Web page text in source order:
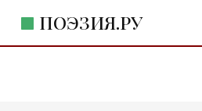
ПОЭЗИЯ.РУ